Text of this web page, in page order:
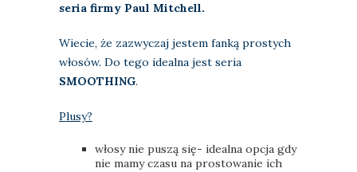
seria firmy Paul Mitchell.
Wiecie, że zazwyczaj jestem fanką prostych
włosów. Do tego idealna jest seria
SMOOTHING.
Plusy?
włosy nie puszą się- idealna opcja gdy
nie mamy czasu na prostowanie ich